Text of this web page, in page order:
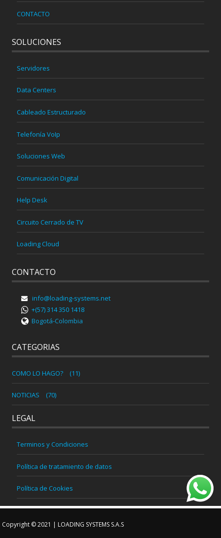
CONTACTO
SOLUCIONES
Servidores
Data Centers
Cableado Estructurado
Telefonía VoIp
Soluciones Web
Comunicación Digital
Help Desk
Circuito Cerrado de TV
Loading Cloud
CONTACTO
info@loading-systems.net
+(57) 314 350 1418
Bogotá-Colombia
CATEGORIAS
COMO LO HAGO? (11)
NOTICIAS (70)
LEGAL
Terminos y Condiciones
Política de tratamiento de datos
Política de Cookies
Copyright © 2021 | LOADING SYSTEMS S.A.S